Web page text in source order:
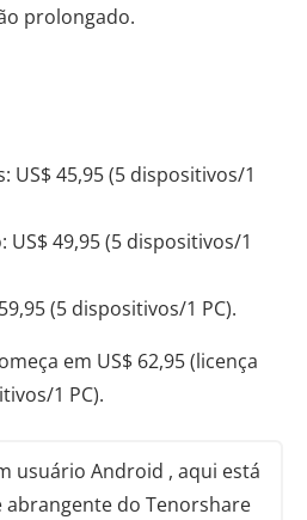
prolongado.
US$ 45,95 (5 dispositivos/1
US$ 49,95 (5 dispositivos/1
(5 dispositivos/1 PC).
em US$ 62,95 (licença
1 PC).
usuário Android , aqui está
abrangente do Tenorshare